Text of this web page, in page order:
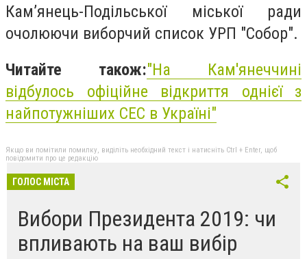
Кам’янець-Подільської міської ради
очолюючи виборчий список УРП "Собор".
Читайте також:"На Кам'янеччині
відбулось офіційне відкриття однієї з
найпотужніших СЕС в Україні"
Якщо ви помітили помилку, виділіть необхідний текст і натисніть Ctrl + Enter, щоб
повідомити про це редакцію
ГОЛОС МІСТА
Вибори Президента 2019: чи
впливають на ваш вибір